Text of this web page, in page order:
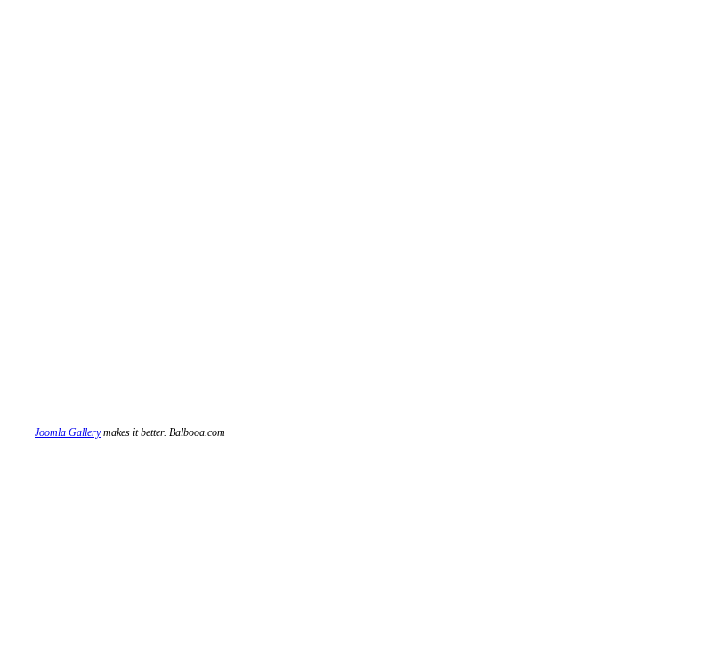
Joomla Gallerymakes it better. Balbooa.com